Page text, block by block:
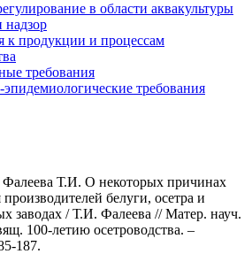
в области аквакультуры
надзор
к продукции и процессам
требования
требования
Фалеева Т.И. О некоторых причинах
белуги, осетра и
заводах / Т.И. Фалеева // Матер. науч.
100-летию осетроводства. –
187.